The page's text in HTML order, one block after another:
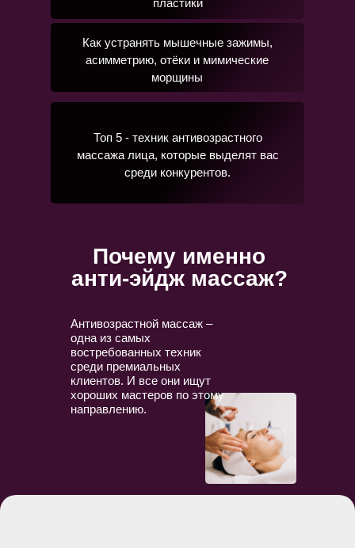
Как устранять мышечные зажимы,
асимметрию, отёки и мимические
морщины
Топ 5 - техник антивозрастного
массажа лица, которые выделят вас
среди конкурентов.
пластики
Антивозрастной массаж –
одна из самых
востребованных техник
среди премиальных
клиентов. И все они ищут
хороших мастеров по этому
направлению.
Почему именно
анти-эйдж массаж?
Практикум проводит
Топ-преподаватель
Школы мастеров массажа